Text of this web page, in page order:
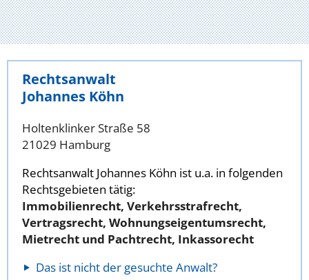
Rechtsanwalt
Johannes Köhn
Holtenklinker Straße 58
21029 Hamburg
Rechtsanwalt Johannes Köhn ist u.a. in folgenden
Rechtsgebieten tätig:
Immobilienrecht, Verkehrsstrafrecht,
Vertragsrecht, Wohnungseigentumsrecht,
Mietrecht und Pachtrecht, Inkassorecht
Das ist nicht der gesuchte Anwalt?